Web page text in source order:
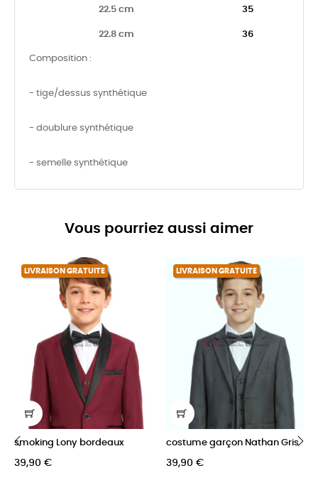
22.5 cm 35
22.8 cm 36
Composition :
- tige/dessus synthétique
- doublure synthétique
- semelle synthétique
Vous pourriez aussi aimer
LIVRAISON GRATUITE
smoking Lony bordeaux
39,90 €
LIVRAISON GRATUITE
costume garçon Nathan Gris
39,90 €
‹